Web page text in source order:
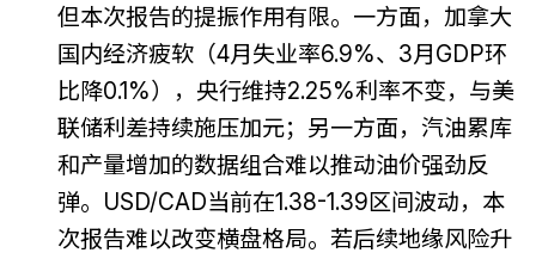
但本次报告的提振作用有限。一方面，加拿大
国内经济疲软（4月失业率6.9%、3月GDP环
比降0.1%），央行维持2.25%利率不变，与美
联储利差持续施压加元；另一方面，汽油累库
和产量增加的数据组合难以推动油价强劲反
弹。USD/CAD当前在1.38-1.39区间波动，本
次报告难以改变横盘格局。若后续地缘风险升